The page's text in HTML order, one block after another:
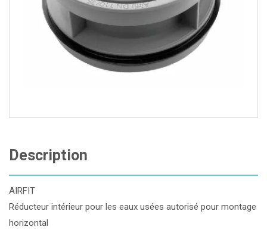
Description
AIRFIT
Réducteur intérieur pour les eaux usées autorisé pour montage
horizontal